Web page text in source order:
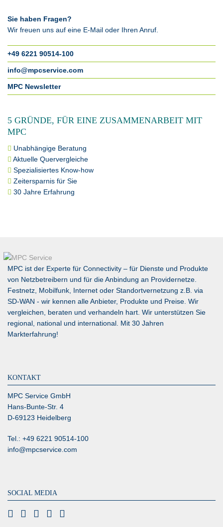
Sie haben Fragen?
Wir freuen uns auf eine E-Mail oder Ihren Anruf.
+49 6221 90514-100
info@mpcservice.com
MPC Newsletter
5 GRÜNDE, FÜR EINE ZUSAMMENARBEIT MIT
MPC
Unabhängige Beratung
Aktuelle Quervergleiche
Spezialisiertes Know-how
Zeitersparnis für Sie
30 Jahre Erfahrung
MPC ist der Experte für Connectivity – für Dienste und Produkte
von Netzbetreibern und für die Anbindung an Providernetze.
Festnetz, Mobilfunk, Internet oder Standortvernetzung z.B. via
SD-WAN - wir kennen alle Anbieter, Produkte und Preise. Wir
vergleichen, beraten und verhandeln hart. Wir unterstützen Sie
regional, national und international. Mit 30 Jahren
Markterfahrung!
KONTAKT
MPC Service GmbH
Hans-Bunte-Str. 4
D-69123 Heidelberg
Tel.: +49 6221 90514-100
info@mpcservice.com
SOCIAL MEDIA